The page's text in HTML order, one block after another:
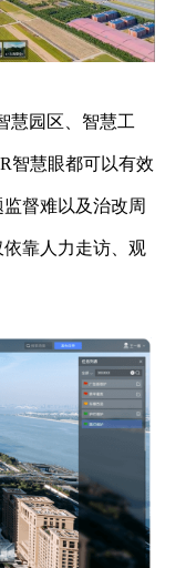
慧园区、智慧工
智慧眼都可以有效
督难以及治改周
靠人力走访、观